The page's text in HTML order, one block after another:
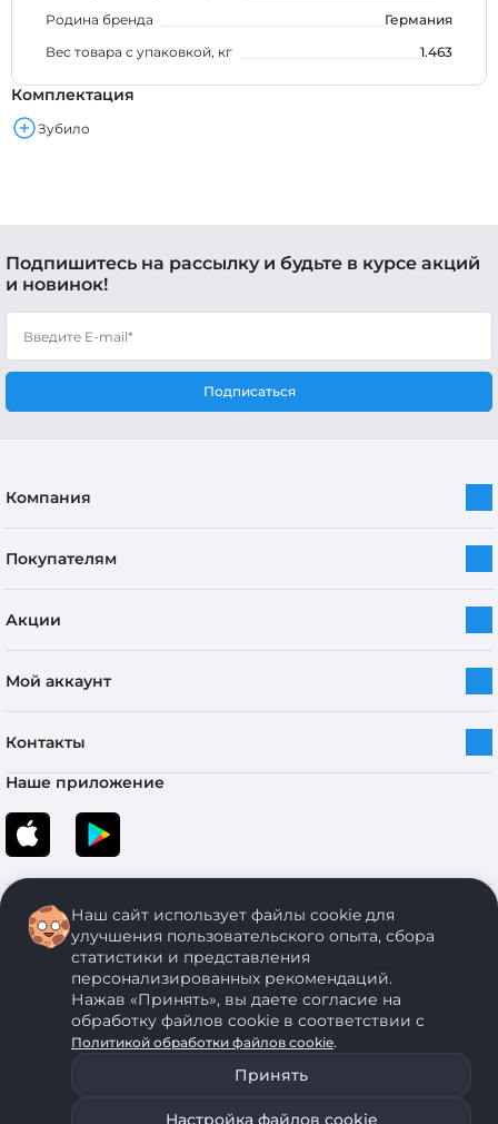
Родина бренда
Германия
Вес товара с упаковкой, кг
1.463
Комплектация
Зубило
Подпишитесь на рассылку и будьте в курсе акций
и новинок!
Подписаться
Компания
Покупателям
Акции
Мой аккаунт
Контакты
Наше приложение
Copyright © 2005-2026 ОДО “ЭКОНОМСТРОЙ”. Все права защищены.
ОДО "ЭКОНОМСТРОЙ" Юр.адрес: 224011, г. Брест, ул. Чичерина, д. 26 УНП: 290429086, регистрация:№
05554, выдано 06 сентября 2005 г. Зарегистрировал Брестский областной исполнительный комитет 31
августа 2005 г. Регистрация интернет-магазина: в Торговом реестре Республики Беларусь № 525626
ОДО "ЭКОНОМСТРОЙ" использует на своем сайте анонимные данные, передаваемые с помощью
Наш сайт использует файлы cookie для
улучшения пользовательского опыта, сбора
статистики и представления
персонализированных рекомендаций.
Нажав «Принять», вы даете согласие на
обработку файлов cookie в соответствии с
Политикой обработки файлов cookie.
Принять
Настройка файлов cookie